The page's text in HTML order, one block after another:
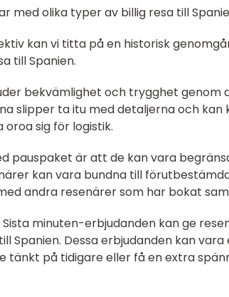
med olika typer av billig resa till
kan vi titta på en historisk
till Spanien.
bekvämlighet och trygghet genom
slipper ta itu med detaljerna och kan
sig för logistik.
pauspaket är att de kan vara
kan vara bundna till
andra resenärer som har bokat
minuten-erbjudanden kan ge
Spanien. Dessa erbjudanden kan vara
tänkt på tidigare eller få en extra